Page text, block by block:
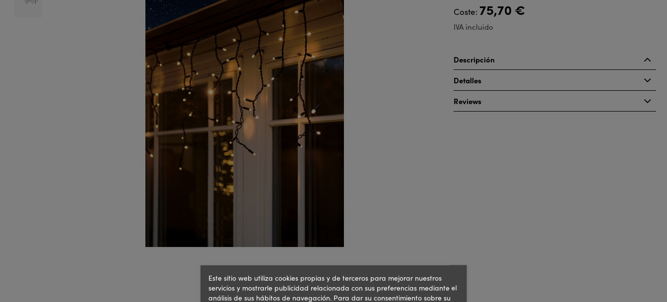
Coste: 75,70 €
IVA incluido
Descripción
Detalles
Reviews
Este sitio web utiliza cookies propias y de terceros para mejorar nuestros
servicios y mostrarle publicidad relacionada con sus preferencias mediante el
análisis de sus hábitos de navegación. Para dar su consentimiento sobre su